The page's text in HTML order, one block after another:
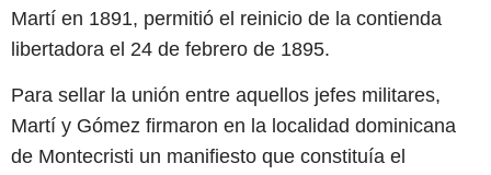
Martí en 1891, permitió el reinicio de la contienda
libertadora el 24 de febrero de 1895.
Para sellar la unión entre aquellos jefes militares,
Martí y Gómez firmaron en la localidad dominicana
de Montecristi un manifiesto que constituía el